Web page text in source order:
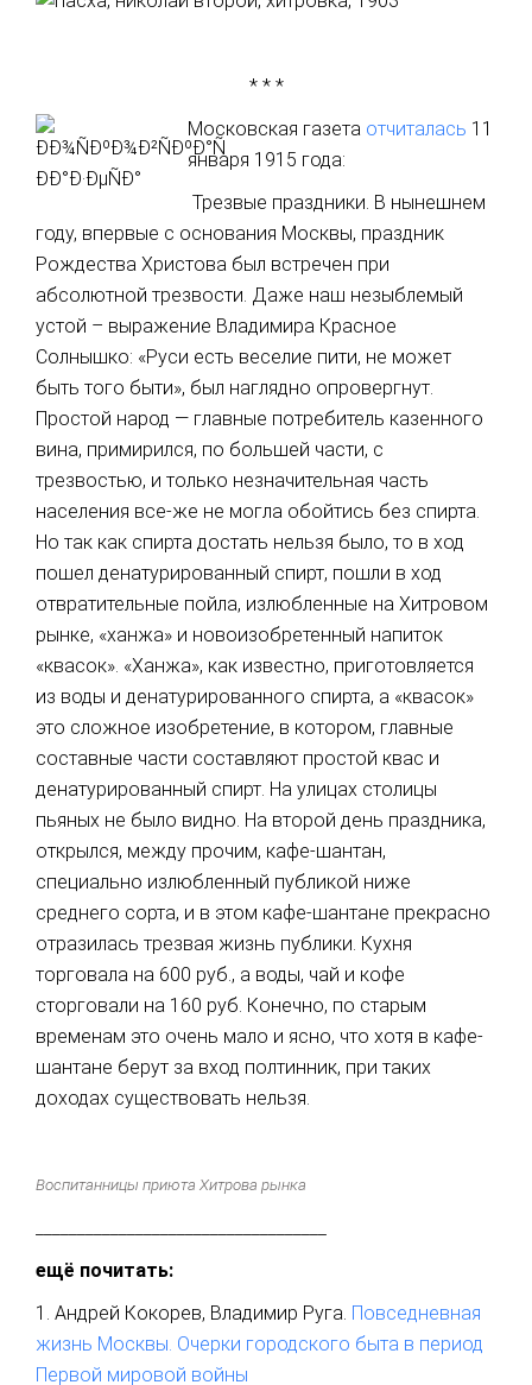
* * *
Московская газета отчиталась 11
января 1915 года:
Трезвые праздники. В нынешнем
году, впервые с основания Москвы, праздник
Рождества Христова был встречен при
абсолютной трезвости. Даже наш незыблемый
устой – выражение Владимиpa Красное
Солнышко: «Руси есть веселие пити, не может
быть того быти», был наглядно опровергнут.
Простой народ — главные потребитель казенного
вина, примирился, по большей части, с
трезвостью, и только незначительная часть
населения все-же нe могла обойтись без спирта.
Но так как спирта достать нельзя было, то в ход
пошел денатурированный спирт, пошли в ход
отвратительные пойла, излюбленные на Хитровом
рынке, «ханжа» и новоизобретенный напиток
«квасок». «Ханжа», как известно, приготовляется
из воды и денатурированного спирта, а «квасок»
это сложное изобретение, в котором, главные
составные части составляют простой квас и
денатурированный спирт. На улицах столицы
пьяных не было видно. На второй день праздника,
открылся, между прочим, кафе-шантан,
специально излюбленный публикой ниже
среднего сорта, и в этом кафе-шантане прекрасно
отразилась трезвая жизнь публики. Кухня
торговала на 600 руб., а воды, чай и кофе
сторговали на 160 руб. Конечно, по старым
временам это очень мало и ясно, что хотя в кафе-
шантане берут за вход полтинник, при таких
доходах существовать нельзя.
Воспитанницы приюта Хитрова рынка
ещё почитать:
1. Андрей Кокорев, Владимир Руга. Повседневная
жизнь Москвы. Очерки городского быта в период
Первой мировой войны